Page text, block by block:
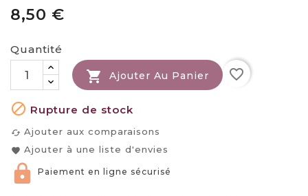
8,50 €
Quantité
 Ajouter Au Panier favorite_border
 Rupture de stock
cached Ajouter aux comparaisons
favorite Ajouter à une liste d'envies
Paiement en ligne sécurisé